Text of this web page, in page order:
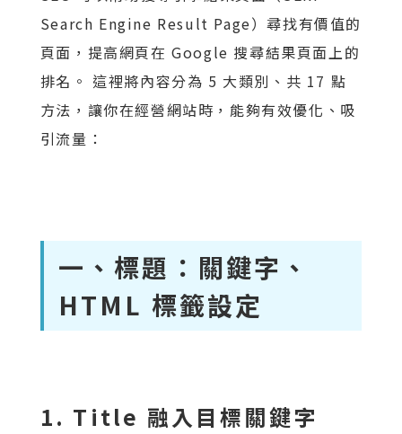
Search Engine Result Page）尋找有價值的
頁面，提高網頁在 Google 搜尋結果頁面上的
排名。 這裡將內容分為 5 大類別、共 17 點
方法，讓你在經營網站時，能夠有效優化、吸
引流量：
一、標題：關鍵字、
HTML 標籤設定
1. Title 融入目標關鍵字